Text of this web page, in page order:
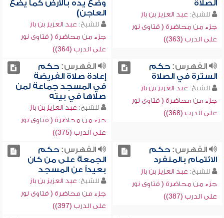
الصلاة
للشيخ: عبد العزيز بن باز
جزء من محاضرة ( فتاوى نور
على الدرب (363))
وضع يده بالأرض كما يضع
العاجن)
للشيخ: عبد العزيز بن باز
جزء من محاضرة ( فتاوى نور
على الدرب (364))
الفهرس:حكم
السترة في الصلاة
للشيخ: عبد العزيز بن باز
جزء من محاضرة ( فتاوى نور
على الدرب (368))
الفهرس:حكم
إعادة صلاة الفريضة
في المسجد جماعة لمن
صلاها في بيته
للشيخ: عبد العزيز بن باز
جزء من محاضرة ( فتاوى نور
على الدرب (375))
الفهرس:حكم
الائتمام بالمنفرد
للشيخ: عبد العزيز بن باز
جزء من محاضرة ( فتاوى نور
على الدرب (387))
الفهرس:حكم
الجمعة على من كان
بعيداً عن المسجد
للشيخ: عبد العزيز بن باز
جزء من محاضرة ( فتاوى نور
على الدرب (397))